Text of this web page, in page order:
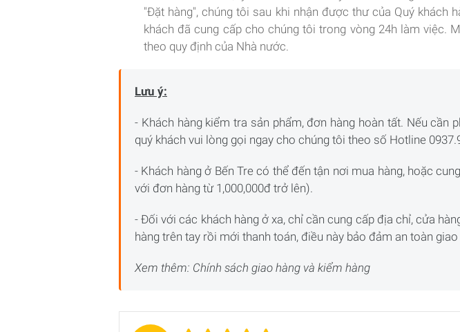
"Đặt hàng", chúng tôi sau khi nhận được thư của Quý
khách đã cung cấp cho chúng tôi trong vòng 24h làm việc.
theo quy định của Nhà nước.
Lưu ý:
- Khách hàng kiểm tra sản phẩm, đơn hàng hoàn tất. Nếu cần
quý khách vui lòng gọi ngay cho chúng tôi theo số Hotline
- Khách hàng ở Bến Tre có thể đến tận nơi mua hàng, hoặc
với đơn hàng từ 1,000,000đ trở lên).
- Đối với các khách hàng ở xa, chỉ cần cung cấp địa chỉ, cửa
hàng trên tay rồi mới thanh toán, điều này bảo đảm an toàn
Xem thêm: Chính sách giao hàng và kiểm hàng